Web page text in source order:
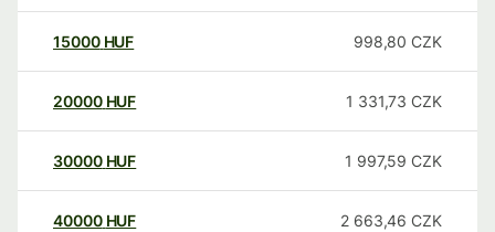
15000 HUF 998,80 CZK
20000 HUF 1 331,73 CZK
30000 HUF 1 997,59 CZK
40000 HUF 2 663,46 CZK